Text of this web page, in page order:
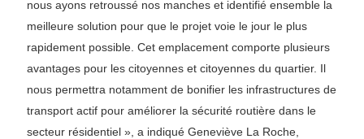
nous ayons retroussé nos manches et identifié ensemble la
meilleure solution pour que le projet voie le jour le plus
rapidement possible. Cet emplacement comporte plusieurs
avantages pour les citoyennes et citoyennes du quartier. Il
nous permettra notamment de bonifier les infrastructures de
transport actif pour améliorer la sécurité routière dans le
secteur résidentiel », a indiqué Geneviève La Roche,